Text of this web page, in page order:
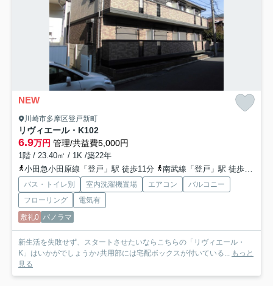
NEW
川崎市多摩区登戸新町
リヴィエール・K102
6.9万円 管理/共益費5,000円
1階 / 23.40㎡ / 1K /築22年
小田急小田原線「登戸」駅 徒歩11分
南武線「登戸」駅 徒歩11分
バス・トイレ別 室内洗濯機置場 エアコン
バルコニー
フローリング
電気有
敷礼0 パノラマ
新生活を失敗せず、スタートさせたいならこちらの「リヴィエール・
K」はいかがでしょうか♪共用部には宅配ボックスが付いている... もっと
見る